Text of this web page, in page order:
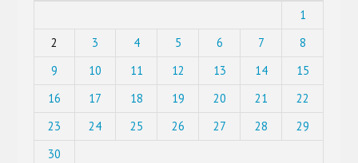
1
2
3 4 5 6 7
8
9
10 11 12 13 14
15
16
17 18 19 20 21
22
23
24 25 26 27 28
29
30